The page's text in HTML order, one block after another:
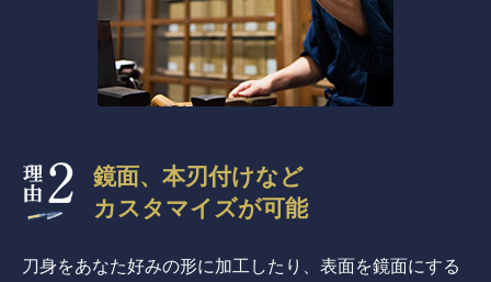
鏡面、本刃付けなど
カスタマイズが可能
刀身をあなた好みの形に加工したり、表面を鏡面にする